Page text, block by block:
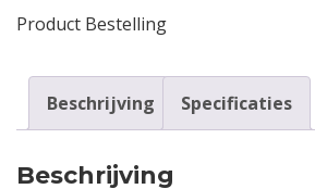
Product Bestelling
Beschrijving Specificaties
Beschrijving